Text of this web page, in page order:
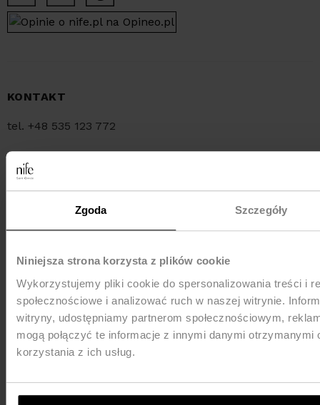
Zgoda Szczegóły
Niniejsza strona korzysta z plików cookie
Wykorzystujemy pliki cookie do spersonalizowania treści i
społecznościowe i analizować ruch w naszej witrynie.
witryny, udostępniamy partnerom społecznościowym,
mogą połączyć te informacje z innymi danymi
korzystania z ich usług.
KONTAKT
tel. +48 535 123 772
tel. +48 34 321 30 55
e-mail:sklep@nife.pl
MEDIA e-mail:
WYSYŁKA